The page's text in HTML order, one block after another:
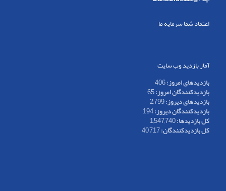
اعتماد شما سرمایه ما
آمار بازدید وب سایت
بازدیدهای امروز:406
بازدیدکنندگان امروز:65
بازدیدهای دیروز:2,799
بازدیدکنندگان دیروز:194
کل بازدیدها:1,547,740
کل بازدیدکنند‌گان:40,717